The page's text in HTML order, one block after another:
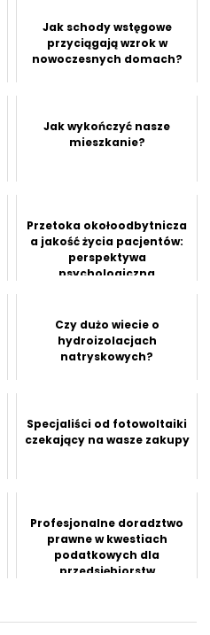
Jak schody wstęgowe
przyciągają wzrok w
nowoczesnych domach?
Jak wykończyć nasze
mieszkanie?
Przetoka okołoodbytnicza
a jakość życia pacjentów:
perspektywa
psychologiczna
Czy dużo wiecie o
hydroizolacjach
natryskowych?
Specjaliści od fotowoltaiki
czekający na wasze zakupy
Profesjonalne doradztwo
prawne w kwestiach
podatkowych dla
przedsiębiorstw